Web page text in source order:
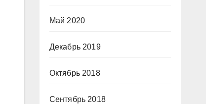
Май 2020
Декабрь 2019
Октябрь 2018
Сентябрь 2018